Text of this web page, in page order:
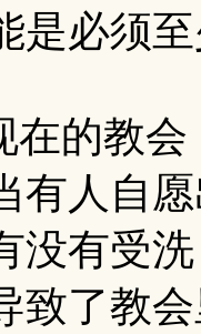
是必须
的教会
有人自
没有受
致了教